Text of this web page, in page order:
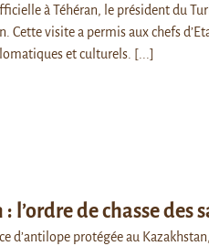
à Téhéran, le président du
Cette visite a permis aux chefs
et culturels. [...]
l’ordre de chasse des
d’antilope protégée au